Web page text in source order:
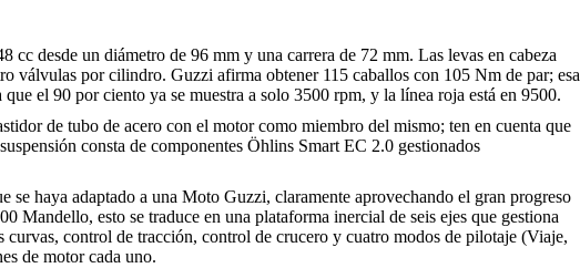
desde un diámetro de 96 mm y una carrera de 72 mm. Las levas en cabeza
válvulas por cilindro. Guzzi afirma obtener 115 caballos con 105 Nm de par; esa
el 90 por ciento ya se muestra a solo 3500 rpm, y la línea roja está en 9500.
de tubo de acero con el motor como miembro del mismo; ten en cuenta que
consta de componentes Öhlins Smart EC 2.0 gestionados
se haya adaptado a una Moto Guzzi, claramente aprovechando el gran progreso
Mandello, esto se traduce en una plataforma inercial de seis ejes que gestiona
control de tracción, control de crucero y cuatro modos de pilotaje (Viaje,
de motor cada uno.